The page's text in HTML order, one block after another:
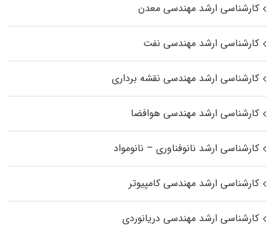
کارشناسی ارشد مهندسی معدن
کارشناسی ارشد مهندسی نفت
کارشناسی ارشد مهندسی نقشه برداری
کارشناسی ارشد مهندسی هوافضا
کارشناسی ارشد نانوفناوری – نانومواد
کارشناسی ارشد مهندسی کامپیوتر
کارشناسی ارشد مهندسی دریانوردی